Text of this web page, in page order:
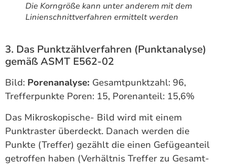
Die Korngröße kann unter anderem mit dem
Linienschnittverfahren ermittelt werden
3. Das Punktzählverfahren (Punktanalyse)
gemäß ASMT E562-02
Bild: Porenanalyse: Gesamtpunktzahl: 96,
Trefferpunkte Poren: 15, Porenanteil: 15,6%
Das Mikroskopische- Bild wird mit einem
Punktraster überdeckt. Danach werden die
Punkte (Treffer) gezählt die einen Gefügeanteil
getroffen haben (Verhältnis Treffer zu Gesamt-